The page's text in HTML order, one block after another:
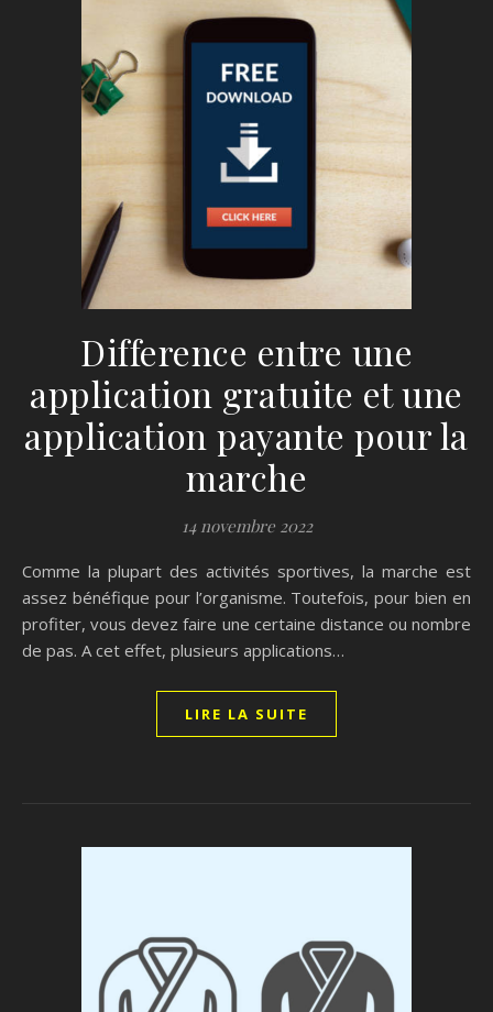
Difference entre une
application gratuite et une
application payante pour la
marche
14 novembre 2022
Comme la plupart des activités sportives, la marche est
assez bénéfique pour l’organisme. Toutefois, pour bien en
profiter, vous devez faire une certaine distance ou nombre
de pas. A cet effet, plusieurs applications…
LIRE LA SUITE